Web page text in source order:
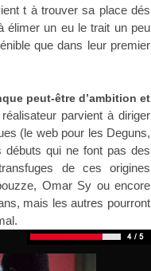
t à trouver sa place dés
élimer un eu le trait un peu
que dans leur premier
peut-être d’ambition et
parvient à diriger
(le web pour les Deguns,
débuts qui ne font pas des
de ces origines
Omar Sy ou encore
mais les autres pourront